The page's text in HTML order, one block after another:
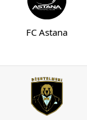
FC Astana